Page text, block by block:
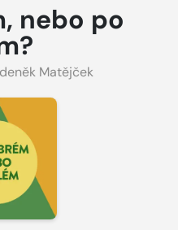
nebo po
Matějček